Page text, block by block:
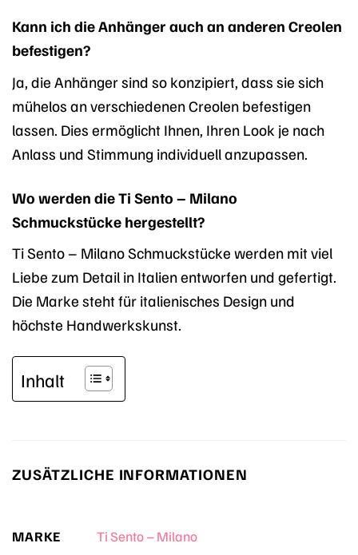
Kann ich die Anhänger auch an anderen Creolen
befestigen?
Ja, die Anhänger sind so konzipiert, dass sie sich
mühelos an verschiedenen Creolen befestigen
lassen. Dies ermöglicht Ihnen, Ihren Look je nach
Anlass und Stimmung individuell anzupassen.
Wo werden die Ti Sento – Milano
Schmuckstücke hergestellt?
Ti Sento – Milano Schmuckstücke werden mit viel
Liebe zum Detail in Italien entworfen und gefertigt.
Die Marke steht für italienisches Design und
höchste Handwerkskunst.
Inhalt
ZUSÄTZLICHE INFORMATIONEN
MARKE Ti Sento – Milano